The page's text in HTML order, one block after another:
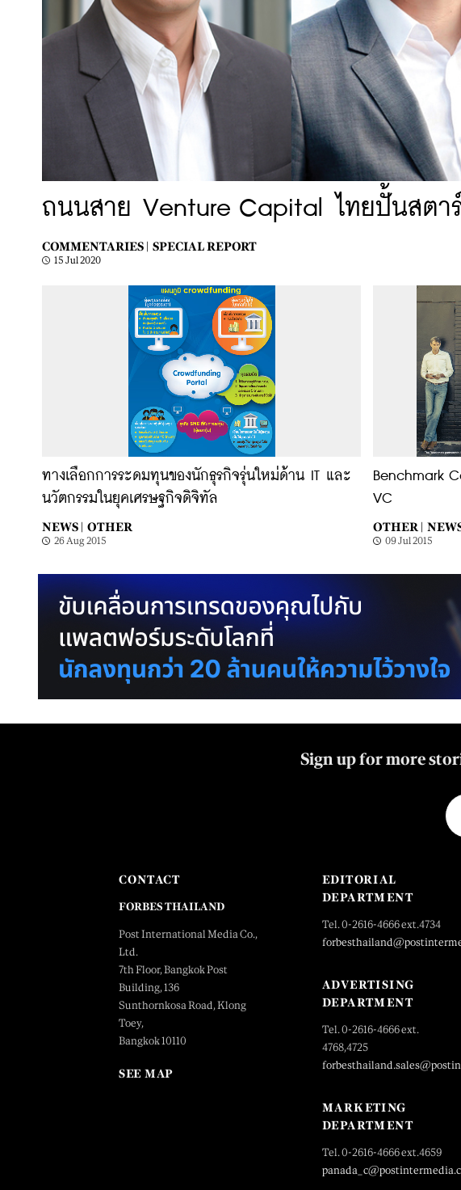
ถนนสาย Venture Capital ไทยปั้นสตา
COMMENTARIES | SPECIAL REPORT
15 Jul 2020
ทางเลือกการระดมทุนของนักธุรกิจรุ่นใหม่ด้าน IT และ
นวัตกรรมในยุคเศรษฐกิจดิจิทัล
NEWS | OTHER
26 Aug 2015
Benchmark
VC
OTHER |
09 Jul 2015
Sign up for more
CONTACT
FORBES THAILAND
Post International Media Co.,
Ltd.
7th Floor, Bangkok Post
Building, 136
Sunthornkosa Road, Klong
Toey,
Bangkok 10110
SEE MAP
EDITORIAL
DEPARTMENT
Tel. 0-2616-4666 ext.4734
ADVERTISING
DEPARTMENT
Tel. 0-2616-4666 ext.
4768,4725
MARKETING
DEPARTMENT
Tel. 0-2616-4666 ext.4659